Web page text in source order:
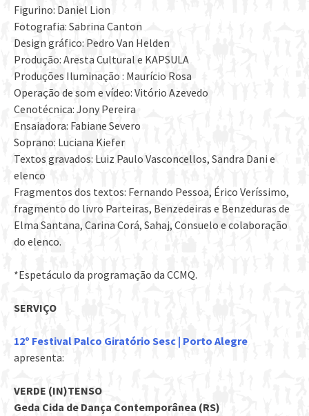
Figurino: Daniel Lion
Fotografia: Sabrina Canton
Design gráfico: Pedro Van Helden
Produção: Aresta Cultural e KAPSULA
Produções Iluminação : Maurício Rosa
Operação de som e vídeo: Vitório Azevedo
Cenotécnica: Jony Pereira
Ensaiadora: Fabiane Severo
Soprano: Luciana Kiefer
Textos gravados: Luiz Paulo Vasconcellos, Sandra Dani e
elenco
Fragmentos dos textos: Fernando Pessoa, Érico Veríssimo,
fragmento do livro Parteiras, Benzedeiras e Benzeduras de
Elma Santana, Carina Corá, Sahaj, Consuelo e colaboração
do elenco.
*Espetáculo da programação da CCMQ.
SERVIÇO
12º Festival Palco Giratório Sesc | Porto Alegre
apresenta:
VERDE (IN)TENSO
Geda Cida de Dança Contemporânea (RS)